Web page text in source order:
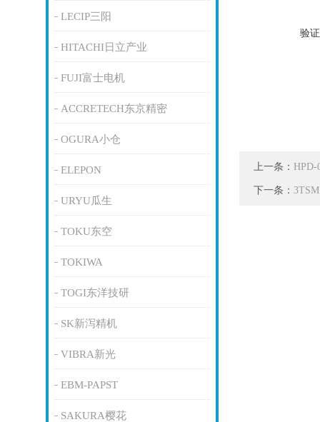
LECIP三阳
HITACHI日立产业
FUJI富士电机
ACCRETECH东京精密
OGURA小仓
ELEPON
URYU瓜生
TOKU东空
TOKIWA
TOGI东洋技研
SK新泻精机
VIBRA新光
EBM-PAPST
SAKURA樱花
验
上一条：
下一条：